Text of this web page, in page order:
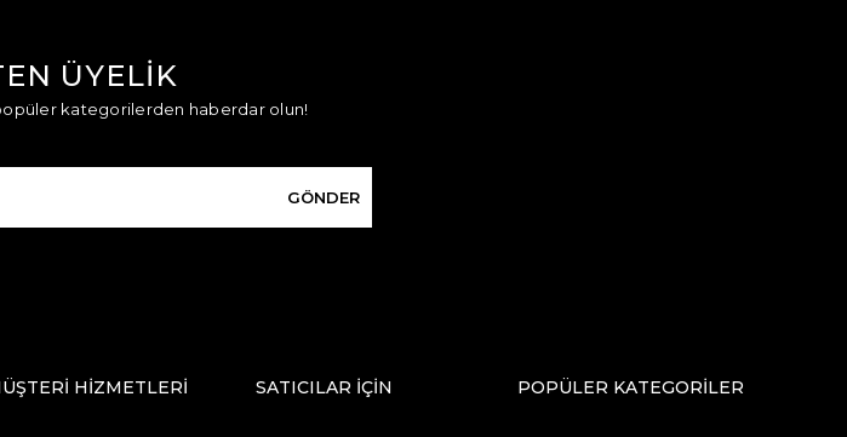
ÜYELİK
kategorilerden haberdar olun!
GÖNDER
HİZMETLERİ SATICILAR İÇİN POPÜLER KATEGORİLER